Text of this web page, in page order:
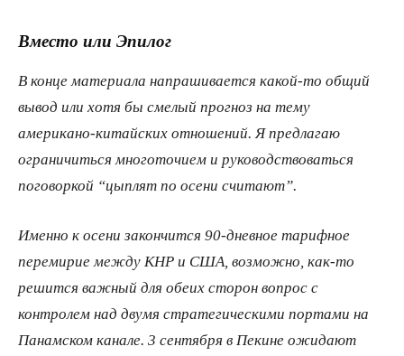
Вместо или Эпилог
В конце материала напрашивается какой-то общий
вывод или хотя бы смелый прогноз на тему
американо-китайских отношений. Я предлагаю
ограничиться многоточием и руководствоваться
поговоркой “цыплят по осени считают”.
Именно к осени закончится 90-дневное тарифное
перемирие между КНР и США, возможно, как-то
решится важный для обеих сторон вопрос с
контролем над двумя стратегическими портами на
Панамском канале. 3 сентября в Пекине ожидают